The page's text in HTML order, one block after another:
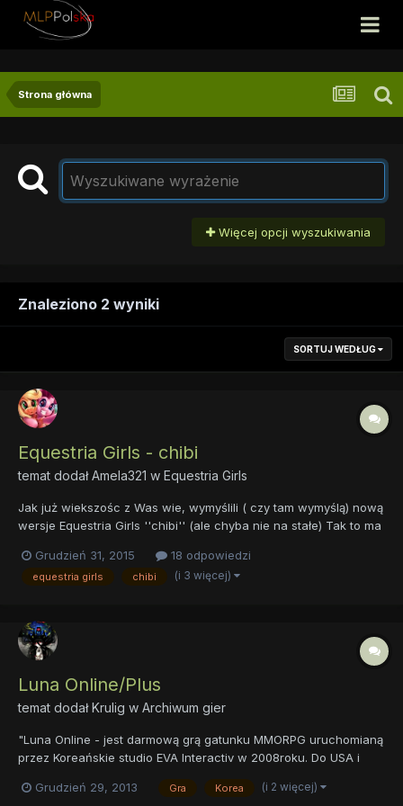
Strona główna
Więcej opcji wyszukiwania
Znaleziono 2 wyniki
SORTUJ WEDŁUG
Equestria Girls - chibi
temat dodałAmela321 w Equestria Girls
Jak już wiekszośc z Was wie, wymyślili ( czy tam wymyślą) nową
wersje Equestria Girls ''chibi'' (ale chyba nie na stałe) Tak to ma
to przypomina g3.5 :/ Ble A jakie są wasze opinie na temat ''tego
czegos''? Podoba w...
Grudzień 31, 2015 18 odpowiedzi
equestria girls chibi (i 3 więcej)
Luna Online/Plus
temat dodałKrulig w Archiwum gier
"Luna Online - jest darmową grą gatunku MMORPG uruchomianą
przez Koreańskie studio EVA Interactiv w 2008roku. Do USA i
świata osadzonego w klimatach azjatyckich, gdzie będziemy
Grudzień 29, 2013 Gra Korea (i 2 więcej)